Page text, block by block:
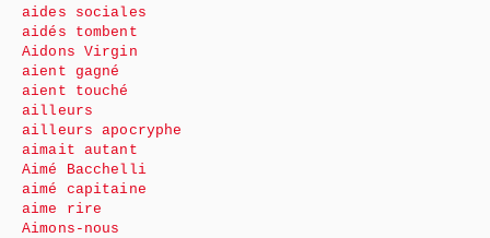
aides sociales
aidés tombent
Aidons Virgin
aient gagné
aient touché
ailleurs
ailleurs apocryphe
aimait autant
Aimé Bacchelli
aimé capitaine
aime rire
Aimons-nous